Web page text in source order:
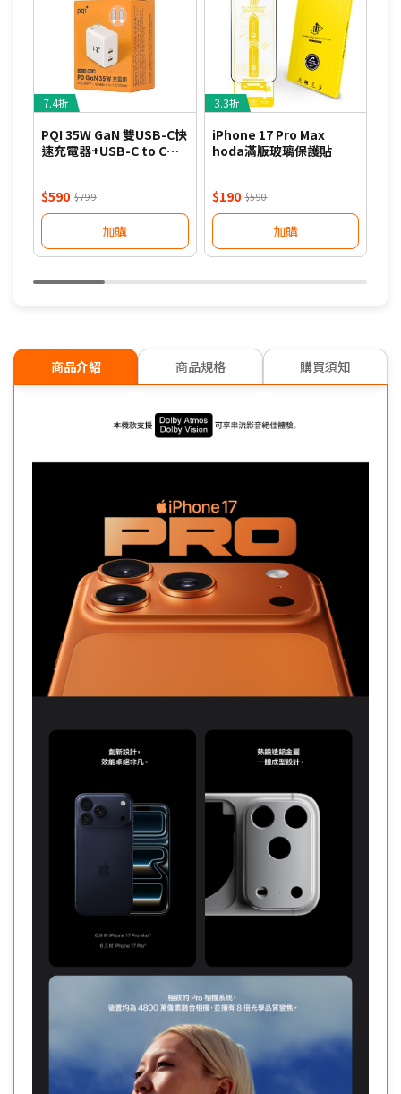
7.4折
PQI 35W GaN 雙USB-C快
速充電器+USB-C to C編
$590 $799
加購
3.3折
iPhone 17 Pro Max
hoda滿版玻璃保護貼
$190 $590
加購
商品介紹 商品規格 購買須知